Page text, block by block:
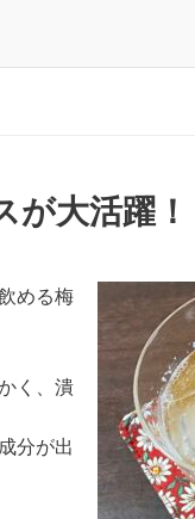
大活躍！
める梅
く、潰
分が出